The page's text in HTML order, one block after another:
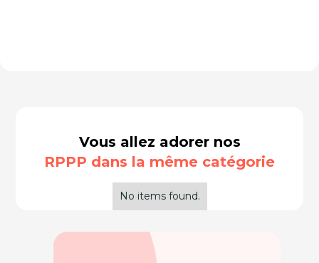
Vous allez adorer nos
RPPP dans la même catégorie
No items found.